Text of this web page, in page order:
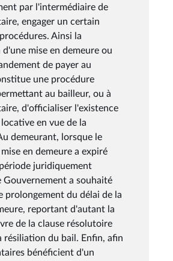
par l'intermédiaire de
engager un certain
Ainsi la
mise en demeure ou
de payer au
une procédure
au bailleur, ou à
d'officialiser l'existence
en vue de la
demeurant, lorsque le
en demeure a expiré
juridiquement
Gouvernement a souhaité
prolongement du délai de la
reportant d'autant la
de la clause résolutoire
résiliation du bail. Enfin, afin
bénéficient d'un